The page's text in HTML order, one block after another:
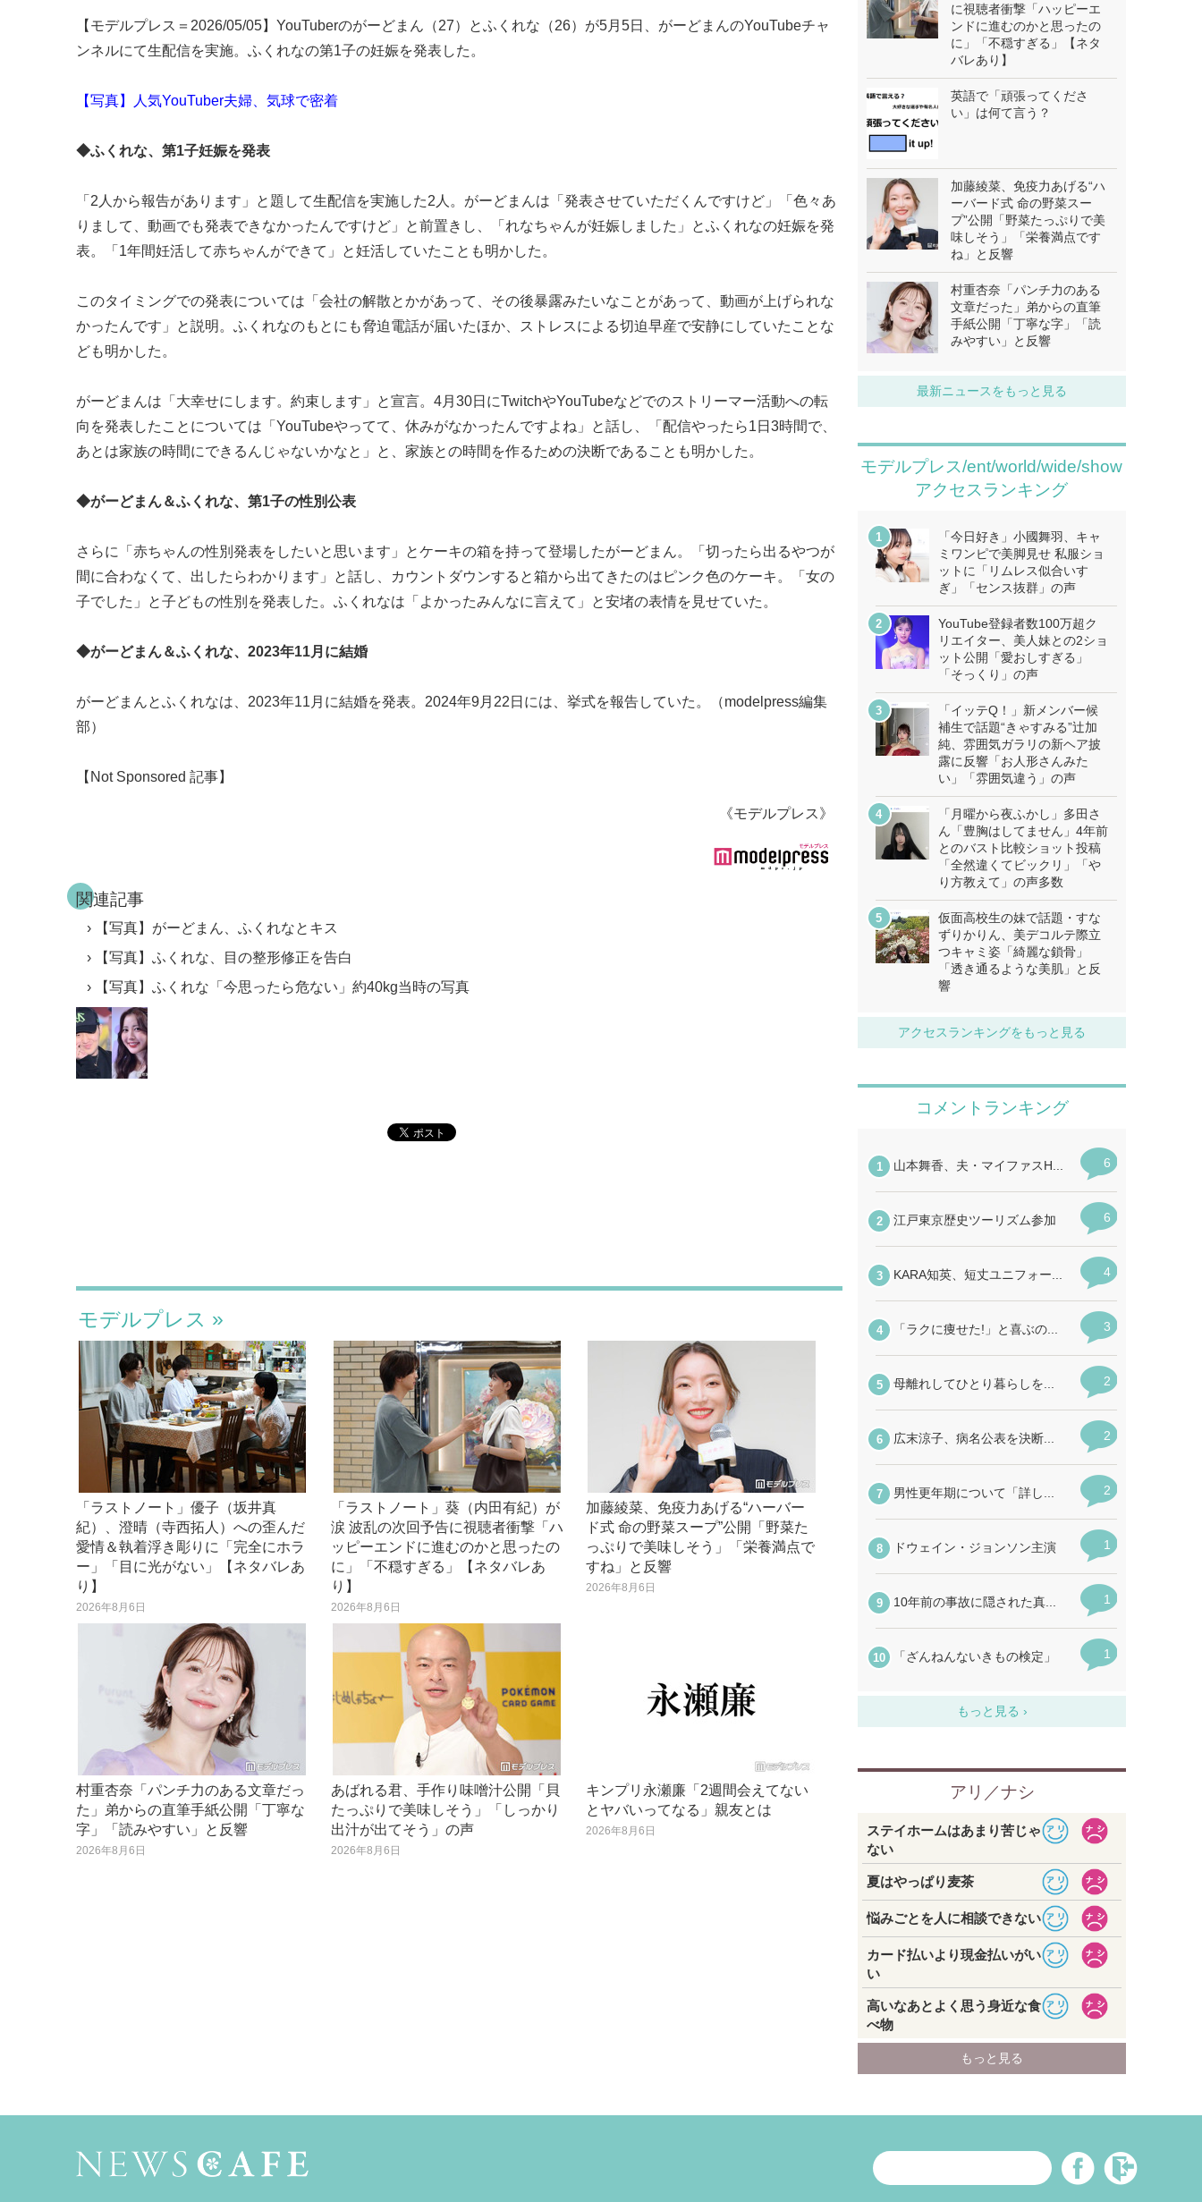
【モデルプレス＝2026/05/05】YouTuberのがーどまん（27）とふくれな（26）が5月5日、がーどまんのYouTubeチャ
ンネルにて生配信を実施。ふくれなの第1子の妊娠を発表した。
【写真】人気YouTuber夫婦、気球で密着
◆ふくれな、第1子妊娠を発表
「2人から報告があります」と題して生配信を実施した2人。がーどまんは「発表させていただくんですけど」「色々あ
りまして、動画でも発表できなかったんですけど」と前置きし、「れなちゃんが妊娠しました」とふくれなの妊娠を発
表。「1年間妊活して赤ちゃんができて」と妊活していたことも明かした。
このタイミングでの発表については「会社の解散とかがあって、その後暴露みたいなことがあって、動画が上げられな
かったんです」と説明。ふくれなのもとにも脅迫電話が届いたほか、ストレスによる切迫早産で安静にしていたことな
ども明かした。
がーどまんは「大幸せにします。約束します」と宣言。4月30日にTwitchやYouTubeなどでのストリーマー活動への転
向を発表したことについては「YouTubeやってて、休みがなかったんですよね」と話し、「配信やったら1日3時間で、
あとは家族の時間にできるんじゃないかなと」と、家族との時間を作るための決断であることも明かした。
◆がーどまん＆ふくれな、第1子の性別公表
さらに「赤ちゃんの性別発表をしたいと思います」とケーキの箱を持って登場したがーどまん。「切ったら出るやつが
間に合わなくて、出したらわかります」と話し、カウントダウンすると箱から出てきたのはピンク色のケーキ。「女の
子でした」と子どもの性別を発表した。ふくれなは「よかったみんなに言えて」と安堵の表情を見せていた。
◆がーどまん＆ふくれな、2023年11月に結婚
がーどまんとふくれなは、2023年11月に結婚を発表。2024年9月22日には、挙式を報告していた。（modelpress編集
部）
【Not Sponsored 記事】
《モデルプレス》
関連記事
【写真】がーどまん、ふくれなとキス
【写真】ふくれな、目の整形修正を告白
【写真】ふくれな「今思ったら危ない」約40kg当時の写真
モデルプレス
「ラストノート」優子（坂井真
紀）、澄晴（寺西拓人）への歪んだ
愛情＆執着浮き彫りに「完全にホラ
ー」「目に光がない」【ネタバレあ
り】
2026年8月6日
「ラストノート」葵（内田有紀）が
涙 波乱の次回予告に視聴者衝撃「ハ
ッピーエンドに進むのかと思ったの
に」「不穏すぎる」【ネタバレあ
り】
2026年8月6日
加藤綾菜、免疫力あげる“ハーバー
ド式 命の野菜スープ”公開「野菜た
っぷりで美味しそう」「栄養満点で
すね」と反響
2026年8月6日
村重杏奈「パンチ力のある文章だっ
た」弟からの直筆手紙公開「丁寧な
字」「読みやすい」と反響
2026年8月6日
あばれる君、手作り味噌汁公開「貝
たっぷりで美味しそう」「しっかり
出汁が出てそう」の声
2026年8月6日
キンプリ永瀬廉「2週間会えてない
とヤバいってなる」親友とは
2026年8月6日
に視聴者衝撃「ハッピーエ
ンドに進むのかと思ったの
に」「不穏すぎる」【ネタ
バレあり】
英語で「頑張ってくださ
い」は何て言う？
加藤綾菜、免疫力あげる“ハ
ーバード式 命の野菜スー
プ”公開「野菜たっぷりで美
味しそう」「栄養満点です
ね」と反響
村重杏奈「パンチ力のある
文章だった」弟からの直筆
手紙公開「丁寧な字」「読
みやすい」と反響
最新ニュースをもっと見る
モデルプレス/ent/world/wide/show
アクセスランキング
「今日好き」小國舞羽、キャ
ミワンピで美脚見せ 私服ショ
ットに「リムレス似合いす
ぎ」「センス抜群」の声
YouTube登録者数100万超ク
リエイター、美人妹との2ショ
ット公開「愛おしすぎる」
「そっくり」の声
「イッテQ！」新メンバー候
補生で話題“きゃすみる”辻加
純、雰囲気ガラリの新ヘア披
露に反響「お人形さんみた
い」「雰囲気違う」の声
「月曜から夜ふかし」多田さ
ん「豊胸はしてません」4年前
とのバスト比較ショット投稿
「全然違くてビックリ」「や
り方教えて」の声多数
仮面高校生の妹で話題・すな
ずりかりん、美デコルテ際立
つキャミ姿「綺麗な鎖骨」
「透き通るような美肌」と反
響
アクセスランキングをもっと見る